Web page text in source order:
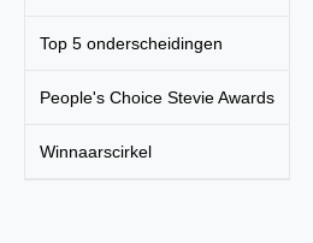
Top 5 onderscheidingen
People's Choice Stevie Awards
Winnaarscirkel